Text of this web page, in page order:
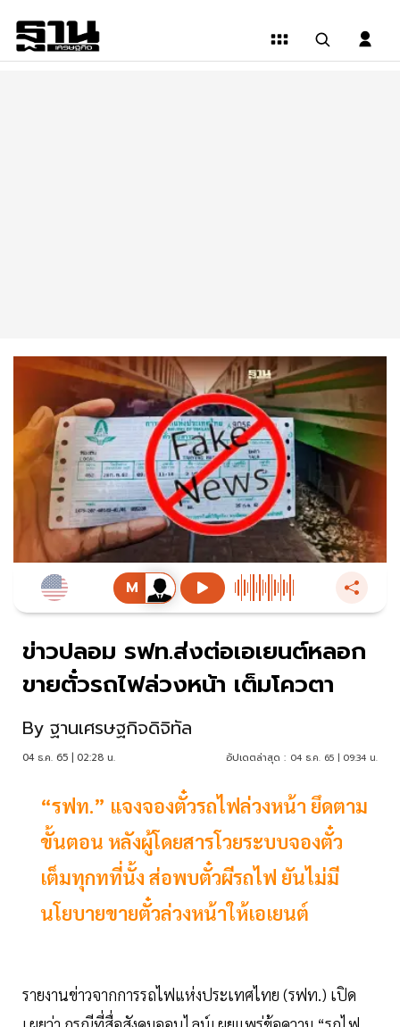
ข่าวปลอม รฟท.ส่งต่อเอเยนต์หลอก
ขายตั๋วรถไฟล่วงหน้า เต็มโควตา
By ฐานเศรษฐกิจดิจิทัล
04 ธ.ค. 65 | 02:28 น. อัปเดตล่าสุด : 04 ธ.ค. 65 | 09:34 น.
“รฟท.” แจงจองตั๋วรถไฟล่วงหน้า ยึดตาม
ขั้นตอน หลังผู้โดยสารโวยระบบจองตั๋ว
เต็มทุกทที่นั้ง ส่อพบตั๋วผีรถไฟ ยันไม่มี
นโยบายขายตั๋วล่วงหน้าให้เอเยนต์
รายงานข่าวจากการรถไฟแห่งประเทศไทย (รฟท.) เปิด